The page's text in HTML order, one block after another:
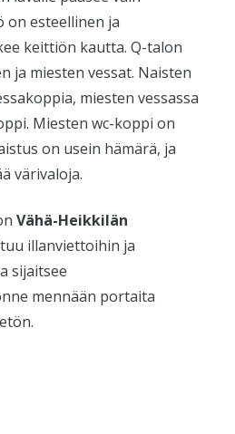
on esteellinen ja
keittiön kautta. Q-talon
ja miesten vessat. Naisten
miesten vessassa
Miesten wc-koppi on
on usein hämärä, ja
värivaloja.
Vähä-Heikkilän
illanviettoihin ja
sijaitsee
mennään portaita